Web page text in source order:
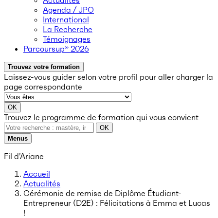
Agenda / JPO
International
La Recherche
Témoignages
Parcoursup® 2026
Trouvez votre formation
Laissez-vous guider selon votre profil pour aller charger la
page correspondante
OK
Trouvez le programme de formation qui vous convient
OK
Menus
Fil d’Ariane
Accueil
Actualités
Cérémonie de remise de Diplôme Étudiant-
Entrepreneur (D2E) : Félicitations à Emma et Lucas
!